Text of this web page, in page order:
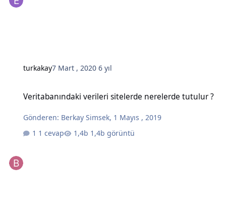
turkakay7 Mart , 20206 yıl
Veritabanındaki verileri sitelerde nerelerde tutulur ?
Gönderen: Berkay Simsek, 1 Mayıs , 2019
1 cevap
1,4b görüntü